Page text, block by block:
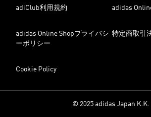
adiClub利用規約 adidas
adidas Online Shopプライバシ
ーポリシー
特定商取引
Cookie Policy
© 2025 adidas Japan K.K.